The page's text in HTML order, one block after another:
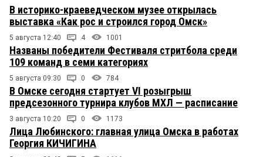
В историко-краеведческом музее открылась
выставка «Как рос и строился город Омск»
5 августа 12:40 4 1001
Названы победители Фестиваля стритбола среди
109 команд в семи категориях
5 августа 09:30 0 784
В Омске сегодня стартует VI розыгрыш
предсезонного турнира клубов МХЛ — расписание
3 августа 10:20 0 1173
Лица Любинского: главная улица Омска в работах
Георгия КИЧИГИНА